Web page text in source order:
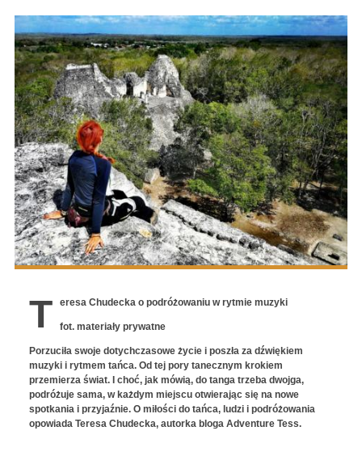
T eresa Chudecka o podróżowaniu w rytmie muzyki
fot. materiały prywatne
Porzuciła swoje dotychczasowe życie i poszła za dźwiękiem
muzyki i rytmem tańca. Od tej pory tanecznym krokiem
przemierza świat. I choć, jak mówią, do tanga trzeba dwojga,
podróżuje sama, w każdym miejscu otwierając się na nowe
spotkania i przyjaźnie. O miłości do tańca, ludzi i podróżowania
opowiada Teresa Chudecka, autorka bloga Adventure Tess.